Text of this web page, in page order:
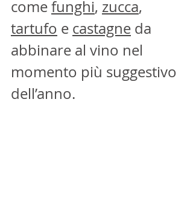
come funghi, zucca,
tartufo e castagne da
abbinare al vino nel
momento più suggestivo
dell’anno.